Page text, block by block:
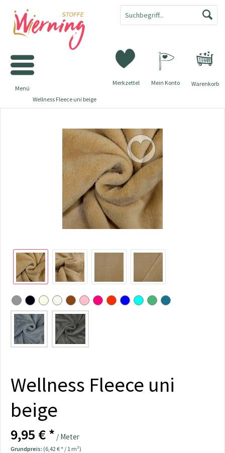
Warenkorb
Merkzettel Mein Konto
Menü
Wellness Fleece uni beige
Wellness Fleece uni
beige
9,95 € * / Meter
Grundpreis: (6,42 € * / 1 m²)